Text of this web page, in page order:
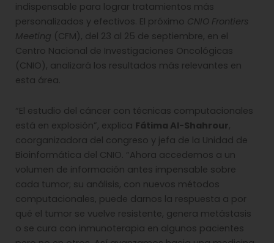
indispensable para lograr tratamientos más
personalizados y efectivos. El próximo CNIO Frontiers
Meeting (CFM), del 23 al 25 de septiembre, en el
Centro Nacional de Investigaciones Oncológicas
(CNIO), analizará los resultados más relevantes en
esta área.
“El estudio del cáncer con técnicas computacionales
está en explosión”, explica Fátima Al-Shahrour,
coorganizadora del congreso y jefa de la Unidad de
Bioinformática del CNIO. “Ahora accedemos a un
volumen de información antes impensable sobre
cada tumor; su análisis, con nuevos métodos
computacionales, puede darnos la respuesta a por
qué el tumor se vuelve resistente, genera metástasis
o se cura con inmunoterapia en algunos pacientes